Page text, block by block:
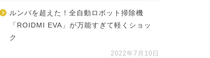
ルンバを超えた！全自動ロボット掃除機
「ROIDMI EVA」が万能すぎて軽くショッ
ク
2022年7月10日